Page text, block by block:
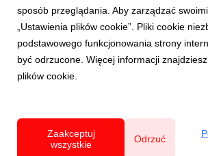
#PR2025_Aneta_Mikulska-
562 KB
Powered by
sposób przeglądania. Aby zarządzać
„Ustawienia plików cookie”. Pliki cookie
podstawowego funkcjonowania strony
być odrzucone. Więcej informacji
plików cookie.
Zaakceptuj
wszystkie
Odrzuć